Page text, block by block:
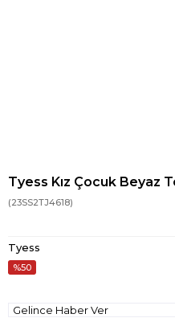
Tyess Kız Çocuk Beyaz
(23SS2TJ4618)
Tyess
50
Gelince Haber Ver